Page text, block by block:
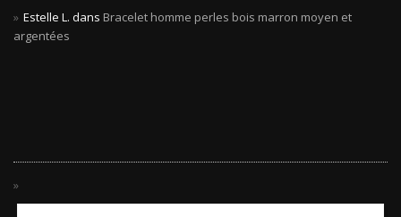
Estelle L. dans Bracelet homme perles bois marron moyen et
argentées